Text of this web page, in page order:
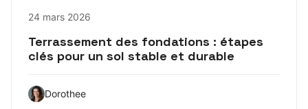
24 mars 2026
Terrassement des fondations : étapes
clés pour un sol stable et durable
Dorothee